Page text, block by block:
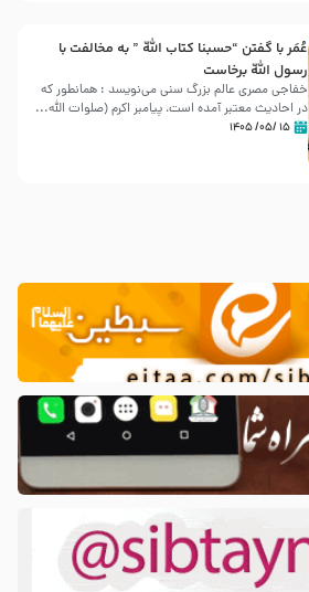
عُمَر با گفتن “حسبنا كتاب اللّه ” به مخالفت با
رسول اللّه برخاست
خفاجی مصری عالم بزرگ سنی می‌نویسد : همانطور که
در احادیث معتبر آمده است، پیامبر اکرم (صلوات اللّه...
۱۵ /۰۵/ ۱۴۰۵